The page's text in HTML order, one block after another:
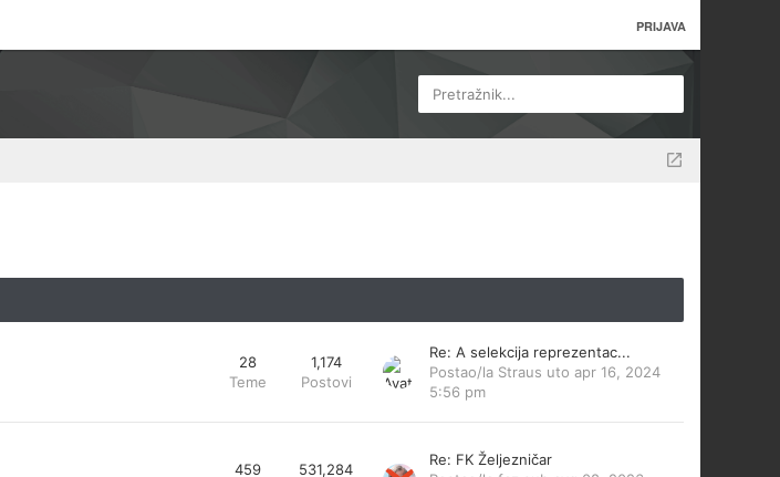
PRIJAVA
Pretražnik...
28
Teme
1,174
Postovi
Re: A selekcija reprezentac...
Postao/la Straus uto apr 16, 2024
5:56 pm
459
531,284
Re: FK Željezničar